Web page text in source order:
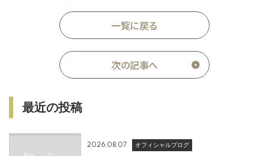
一覧に戻る
次の記事へ
最近の投稿
2026.08.07 オフィシャルブログ